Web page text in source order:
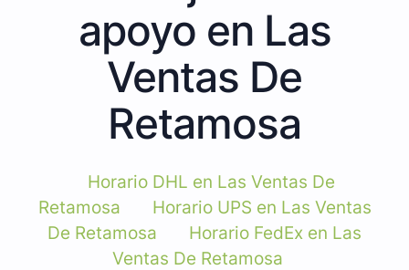
apoyo en Las
Ventas De
Retamosa
Horario DHL en Las Ventas De
Retamosa
Horario UPS en Las Ventas
De Retamosa
Horario FedEx en Las
Ventas De Retamosa